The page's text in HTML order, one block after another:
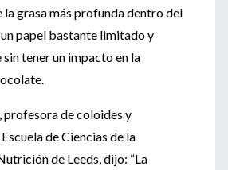
la grasa más profunda dentro del
papel bastante limitado y
tener un impacto en la
profesora de coloides y
de Ciencias de la
de Leeds, dijo: “La